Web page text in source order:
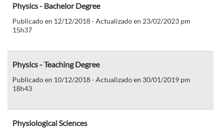
Physics - Bachelor Degree
Publicado en 12/12/2018 - Actualizado en 23/02/2023 pm
15h37
Physics - Teaching Degree
Publicado en 10/12/2018 - Actualizado en 30/01/2019 pm
18h43
Physiological Sciences